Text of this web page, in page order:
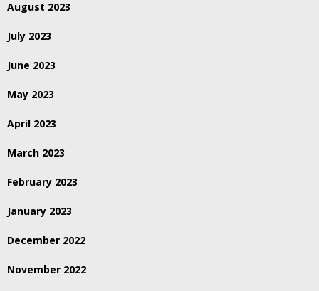
August 2023
July 2023
June 2023
May 2023
April 2023
March 2023
February 2023
January 2023
December 2022
November 2022